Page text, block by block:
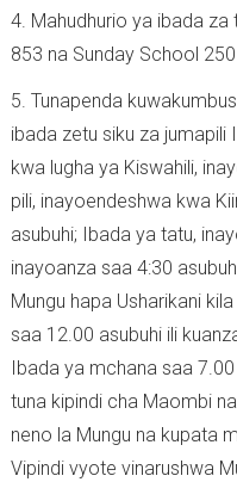
4. Mahudhurio ya ibada
853 na Sunday School 250
5. Tunapenda
ibada zetu siku za
kwa lugha ya Kiswahili,
pili, inayoendeshwa kwa
asubuhi; Ibada ya tatu,
inayoanza saa 4:30
Mungu hapa Usharikani
saa 12.00 asubuhi ili
Ibada ya mchana saa
tuna kipindi cha Maombi
neno la Mungu na kupata
Vipindi vyote vinarushwa